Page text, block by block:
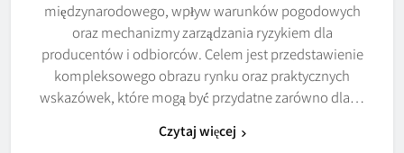
międzynarodowego, wpływ warunków pogodowych
oraz mechanizmy zarządzania ryzykiem dla
producentów i odbiorców. Celem jest przedstawienie
kompleksowego obrazu rynku oraz praktycznych
wskazówek, które mogą być przydatne zarówno dla…
Czytaj więcej